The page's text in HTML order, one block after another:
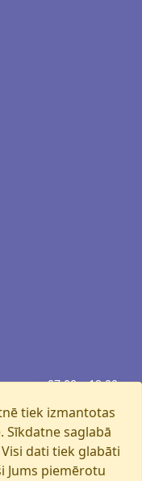
07:00 – 19:00
07:00 – 19:00
07:00 – 19:00
07:00 – 19:00
07:00 – 19:00
tiek izmantotas
Sīkdatne saglabā
dati tiek glabāti
Jums piemērotu